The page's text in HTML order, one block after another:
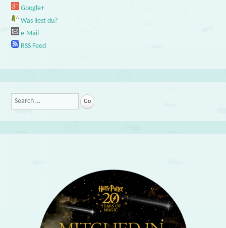
Google+
Was liest du?
e-Mail
RSS Feed
Search